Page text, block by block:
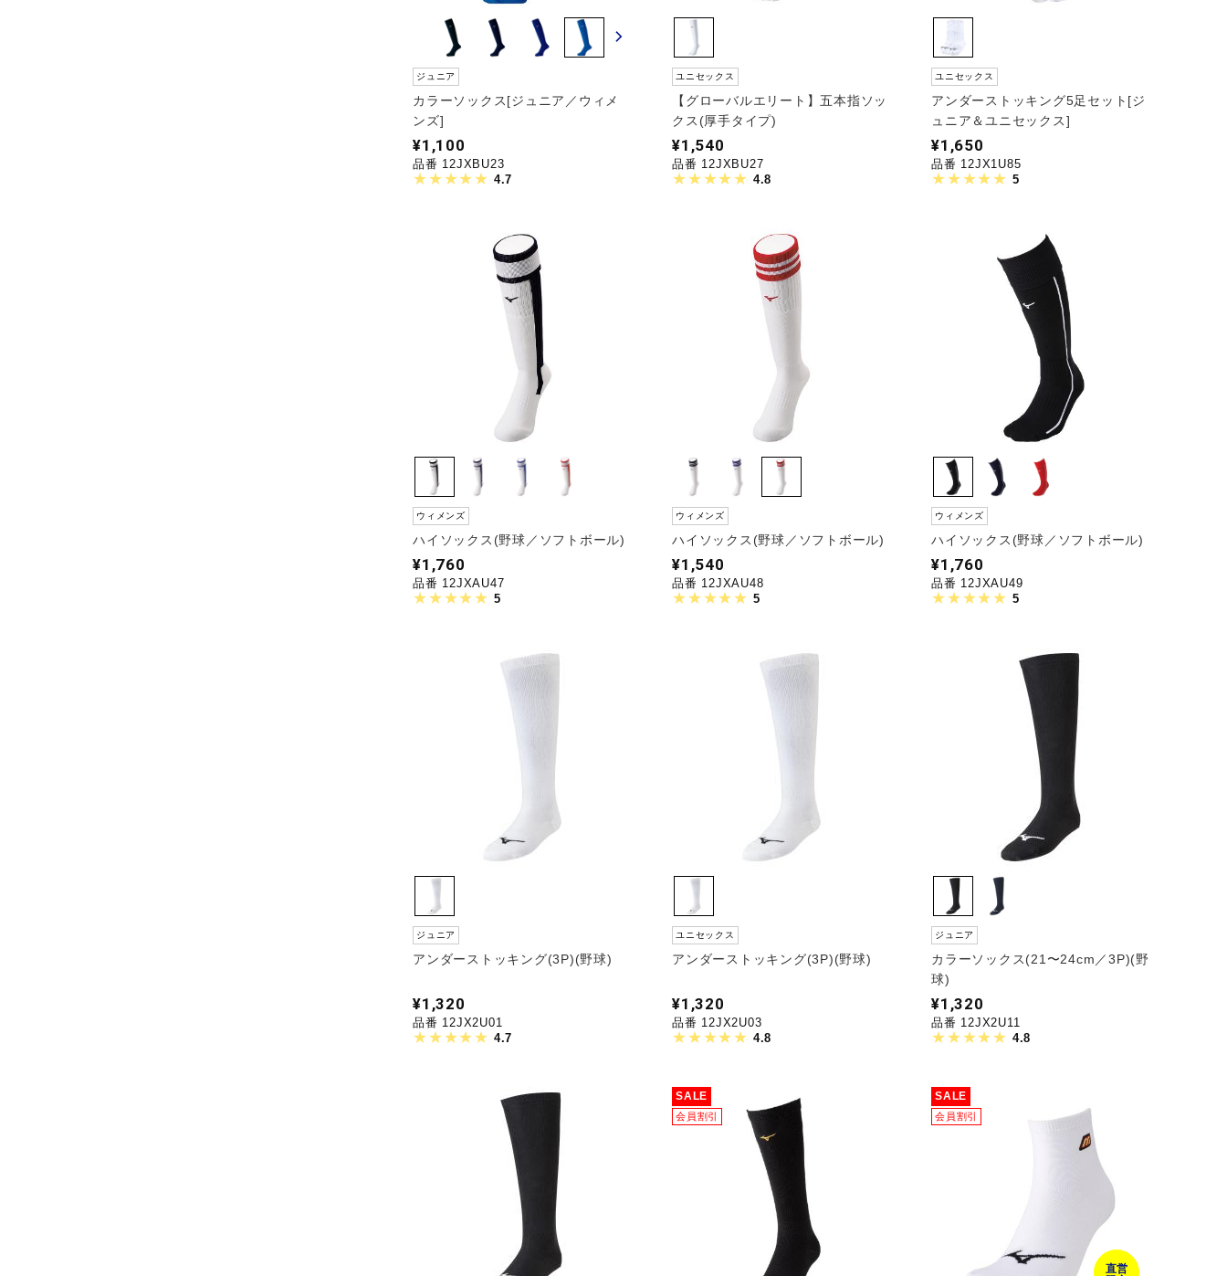
ジュニア
カラーソックス[ジュニア／ウィメ
ンズ]
¥1,100
品番 12JXBU23
4.7
ユニセックス
【グローバルエリート】五本指ソッ
クス(厚手タイプ)
¥1,540
品番 12JXBU27
4.8
ユニセックス
アンダーストッキング5足セット[ジ
ュニア＆ユニセックス]
¥1,650
品番 12JX1U85
5
ウィメンズ
ハイソックス(野球／ソフトボール)
¥1,760
品番 12JXAU47
5
ウィメンズ
ハイソックス(野球／ソフトボール)
¥1,540
品番 12JXAU48
5
ウィメンズ
ハイソックス(野球／ソフトボール)
¥1,760
品番 12JXAU49
5
ジュニア
アンダーストッキング(3P)(野球)
¥1,320
品番 12JX2U01
4.7
ユニセックス
アンダーストッキング(3P)(野球)
¥1,320
品番 12JX2U03
4.8
ジュニア
カラーソックス(21〜24cm／3P)(野
球)
¥1,320
品番 12JX2U11
4.8
SALE
会員割引
SALE
会員割引
直営